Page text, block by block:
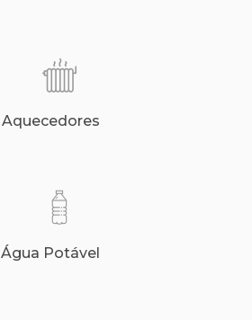
Aquecedores
Água Potável